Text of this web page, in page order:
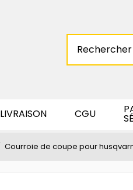
LIVRAISON CGU
Courroie de coupe pour